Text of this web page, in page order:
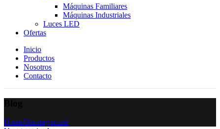
Máquinas Familiares
Máquinas Industriales
Luces LED
Ofertas
Inicio
Productos
Nosotros
Contacto
HomeUncategorized